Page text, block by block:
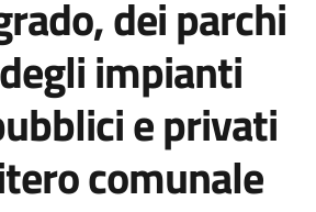
dei parchi
impianti
e privati
comunale